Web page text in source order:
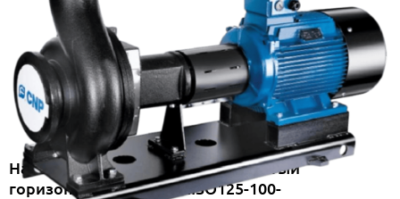
Насос консольный одноступенчатый
горизонтальный CNP NISO125-100-